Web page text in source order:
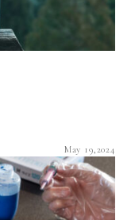
May 19,2024